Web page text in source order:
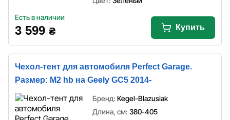
Есть в наличии
3 599 ₴ Купить
Чехол-тент для автомобиля Perfect Garage.
Размер: M2 hb на Geely GC5 2014-
Бренд: Kegel-Blazusiak
Длина, см: 380-405